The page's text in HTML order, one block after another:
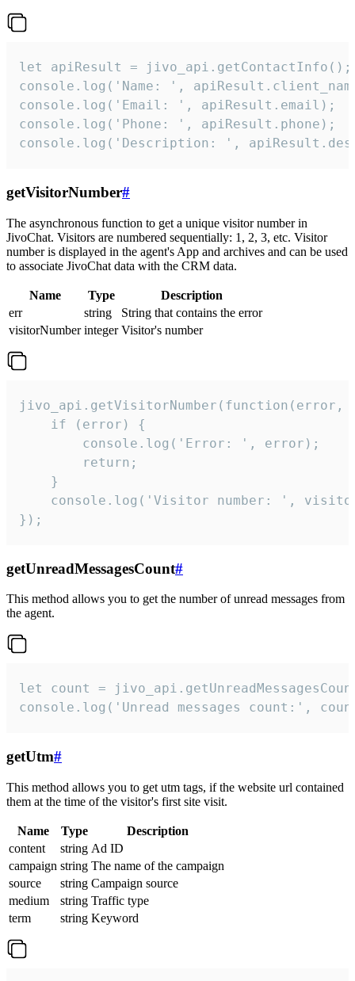
let apiResult = jivo_api.getContactInfo();
console.log('Name: ',
console.log('Email: ', apiResult.email);
console.log('Phone: ', apiResult.phone);
console.log('Description: ',
getVisitorNumber#
The asynchronous function to get a unique visitor number in
JivoChat. Visitors are numbered sequentially: 1, 2, 3, etc. Visitor
number is displayed in the agent's App and archives and can be used
to associate JivoChat data with the CRM data.
Name Type
Description
err
string
String that contains the error
visitorNumber integer Visitor's number
jivo_api.getVisitorNumber(function(error,
    if (error) {
        console.log('Error: ', error);
        return;
    }
console.log('Visitor number: ',
});
getUnreadMessagesCount#
This method allows you to get the number of unread messages from
the agent.
let count =
console.log('Unread messages count:',
getUtm#
This method allows you to get utm tags, if the website url contained
them at the time of the visitor's first site visit.
Name Type
Description
content
string Ad ID
campaign string The name of the campaign
source
string Campaign source
medium
string Traffic type
term
string Keyword